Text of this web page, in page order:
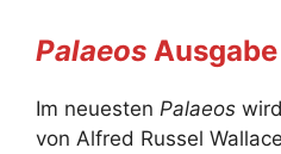
Palaeos
Im neuesten Palaeos
von Alfred Russel